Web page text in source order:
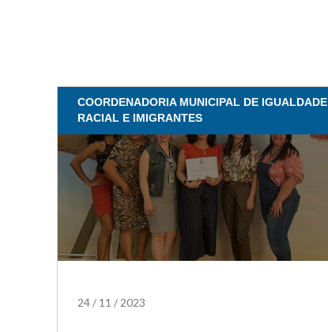
COORDENADORIA MUNICIPAL DE IGUALDADE
RACIAL E IMIGRANTES
24/ 11 / 2023